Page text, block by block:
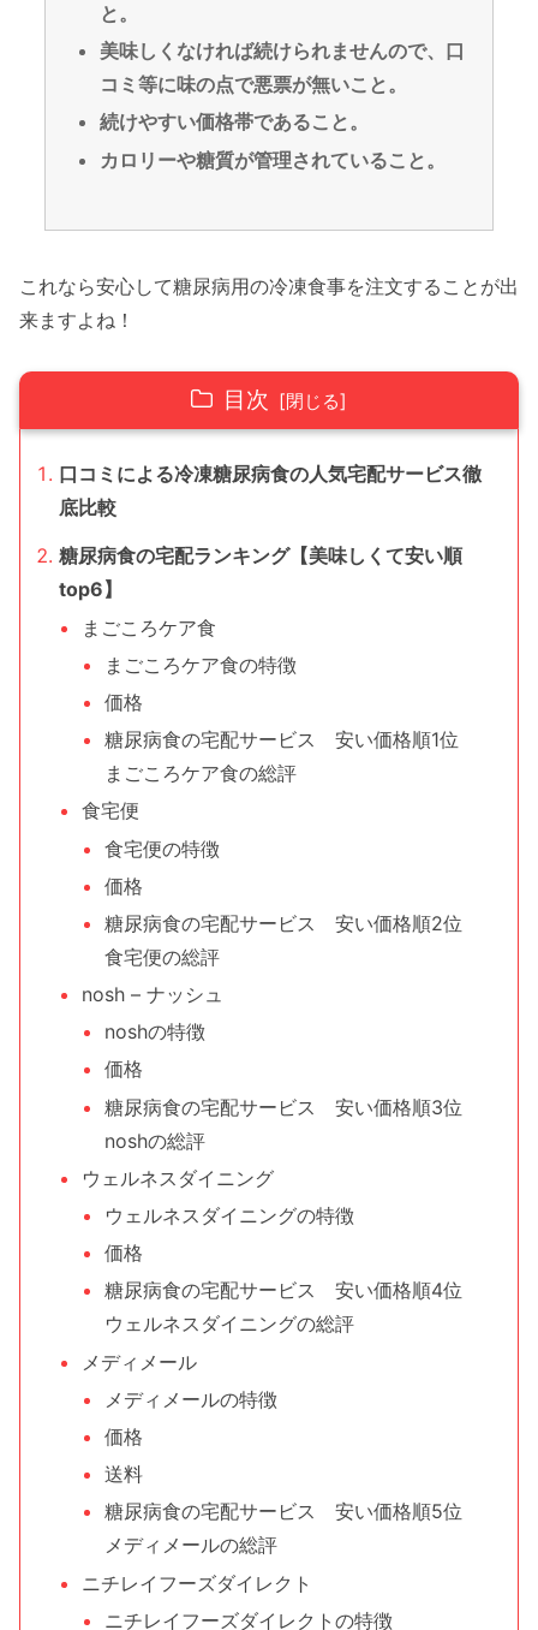
と。
美味しくなければ続けられませんので、口
コミ等に味の点で悪票が無いこと。
続けやすい価格帯であること。
カロリーや糖質が管理されていること。
これなら安心して糖尿病用の冷凍食事を注文することが出
来ますよね！
目次
口コミによる冷凍糖尿病食の人気宅配サービス徹
底比較
糖尿病食の宅配ランキング【美味しくて安い順
top6】
まごころケア食
まごころケア食の特徴
価格
糖尿病食の宅配サービス 安い価格順1位
まごころケア食の総評
食宅便
食宅便の特徴
価格
糖尿病食の宅配サービス 安い価格順2位
食宅便の総評
nosh – ナッシュ
noshの特徴
価格
糖尿病食の宅配サービス 安い価格順3位
noshの総評
ウェルネスダイニング
ウェルネスダイニングの特徴
価格
糖尿病食の宅配サービス 安い価格順4位
ウェルネスダイニングの総評
メディメール
メディメールの特徴
価格
送料
糖尿病食の宅配サービス 安い価格順5位
メディメールの総評
ニチレイフーズダイレクト
ニチレイフーズダイレクトの特徴